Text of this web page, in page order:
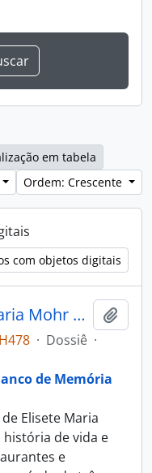
em tabela
Ordem: Crescente
com objetos digitais
Entrevista com Elisete Maria Mohr Frigeri Kaplan
· Dossiê ·
de Memória
Elisete Maria
de vida e
e